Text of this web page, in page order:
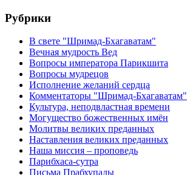
Рубрики
В свете "Шримад-Бхагаватам"
Вечная мудрость Вед
Вопросы императора Парикшита
Вопросы мудрецов
Исполнение желаний сердца
Комментаторы "Шримад-Бхагаватам"
Культура, неподвластная времени
Могущество божественных имён
Молитвы великих преданных
Наставления великих преданных
Наша миссия – проповедь
Парибхаса-сутра
Письма Прабхупады